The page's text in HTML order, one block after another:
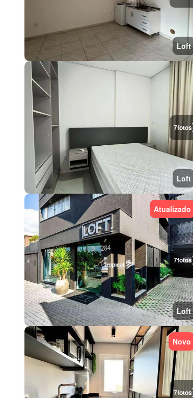
Loft
7fotos
Loft
7fotos
Atualizado
Loft
7fotos
Novo